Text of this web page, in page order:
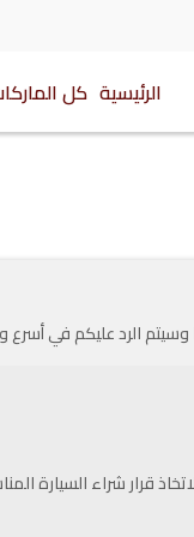
الرئيسية كل
وسيتم الرد عليكم في
قرار شراء السيارة